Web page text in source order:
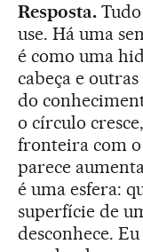
Resposta.Tudo
use. Há uma
é como uma
cabeça e
do
o círculo
fronteira com o
parece
é uma esfera:
superfície de
desconhece.